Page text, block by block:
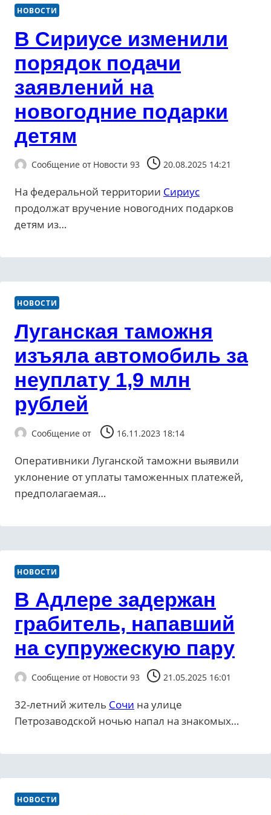
НОВОСТИ
В Сириусе изменили
порядок подачи
заявлений на
новогодние подарки
детям
Сообщение от Новости 93 20.08.2025 14:21
На федеральной территории Сириус
продолжат вручение новогодних подарков
детям из…
НОВОСТИ
Луганская таможня
изъяла автомобиль за
неуплату 1,9 млн
рублей
Сообщение от 16.11.2023 18:14
Оперативники Луганской таможни выявили
уклонение от уплаты таможенных платежей,
предполагаемая…
НОВОСТИ
В Адлере задержан
грабитель, напавший
на супружескую пару
Сообщение от Новости 93 21.05.2025 16:01
32-летний житель Сочи на улице
Петрозаводской ночью напал на знакомых…
НОВОСТИ